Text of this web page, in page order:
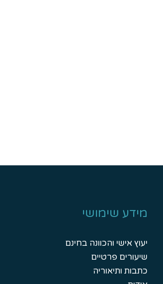
מידע שימושי
יעוץ אישי והכוונה בחינם
שיעורים פרטיים
כתבות ותיאוריה